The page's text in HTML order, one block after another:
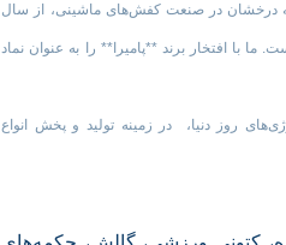
درخشان در صنعت کفش‌های ماشینی، از سال
ما با افتخار برند **پامیرا** را به عنوان نماد
روز دنیا، در زمینه تولید و پخش انواع